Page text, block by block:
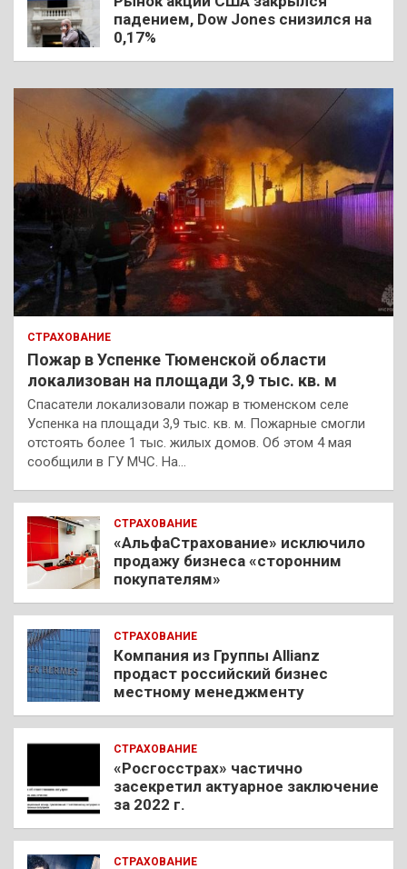
падением, Dow Jones снизился на
0,17%
СТРАХОВАНИЕ
Пожар в Успенке Тюменской области
локализован на площади 3,9 тыс. кв. м
Спасатели локализовали пожар в тюменском селе
Успенка на площади 3,9 тыс. кв. м. Пожарные смогли
отстоять более 1 тыс. жилых домов. Об этом 4 мая
сообщили в ГУ МЧС. На…
СТРАХОВАНИЕ
«АльфаСтрахование» исключило
продажу бизнеса «сторонним
покупателям»
СТРАХОВАНИЕ
Компания из Группы Allianz
продаст российский бизнес
местному менеджменту
СТРАХОВАНИЕ
«Росгосстрах» частично
засекретил актуарное заключение
за 2022 г.
СТРАХОВАНИЕ